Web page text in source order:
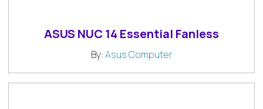
ASUS NUC 14 Essential Fanless
By:Asus Computer